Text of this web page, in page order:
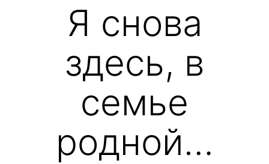
Я снова
здесь, в
семье
родной…